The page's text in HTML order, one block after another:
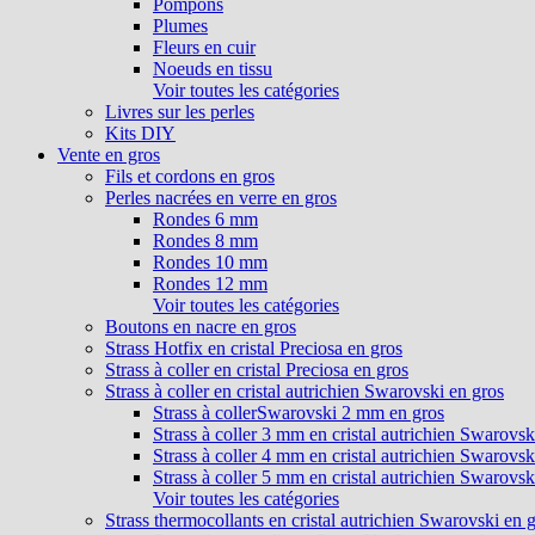
Pompons
Plumes
Fleurs en cuir
Noeuds en tissu
Voir toutes les catégories
Livres sur les perles
Kits DIY
Vente en gros
Fils et cordons en gros
Perles nacrées en verre en gros
Rondes 6 mm
Rondes 8 mm
Rondes 10 mm
Rondes 12 mm
Voir toutes les catégories
Boutons en nacre en gros
Strass Hotfix en cristal Preciosa en gros
Strass à coller en cristal Preciosa en gros
Strass à coller en cristal autrichien Swarovski en gros
Strass à collerSwarovski 2 mm en gros
Strass à coller 3 mm en cristal autrichien
Strass à coller 4 mm en cristal autrichien
Strass à coller 5 mm en cristal autrichien
Voir toutes les catégories
Strass thermocollants en cristal autrichien Swarovski en